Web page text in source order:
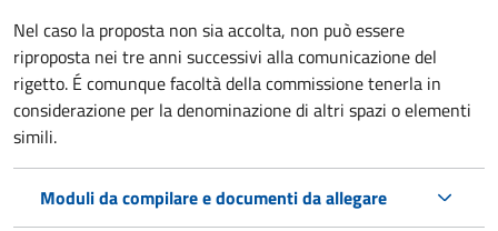
Nel caso la proposta non sia accolta, non può essere
riproposta nei tre anni successivi alla comunicazione del
rigetto. É comunque facoltà della commissione tenerla in
considerazione per la denominazione di altri spazi o elementi
simili.
Moduli da compilare e documenti da allegare